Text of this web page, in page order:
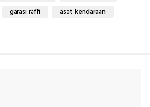
garasi raffi aset kendaraan